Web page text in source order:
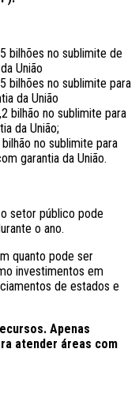
bilhões no sublimite de
União
bilhões no sublimite para
da União
bilhão no sublimite para
da União;
no sublimite para
garantia da União.
setor público pode
o ano.
quanto pode ser
investimentos em
de estados e
Apenas
atender áreas com